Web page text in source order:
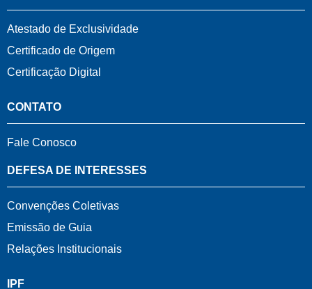
Atestado de Exclusividade
Certificado de Origem
Certificação Digital
CONTATO
Fale Conosco
DEFESA DE INTERESSES
Convenções Coletivas
Emissão de Guia
Relações Institucionais
IPF